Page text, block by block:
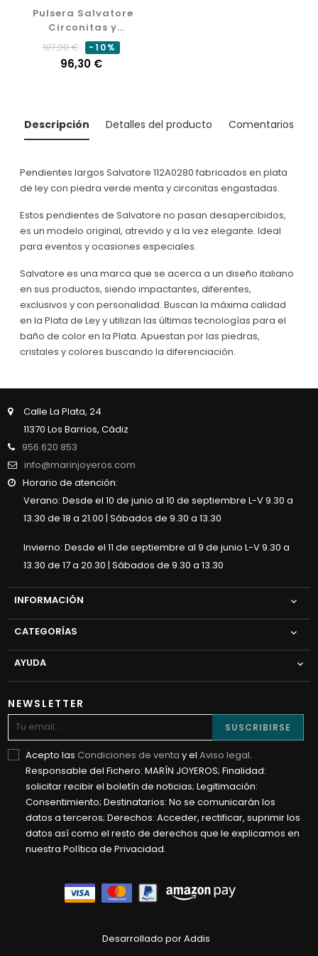
Pulsera Salvatore
Circonitas y
Morganitas 112P0099
Precio
normal
107,00 € -10%
96,30 €
Descripción Detalles del producto Comentarios
Pendientes largos Salvatore 112A0280 fabricados en plata
de ley con piedra verde menta y circonitas engastadas.
Estos pendientes de Salvatore no pasan desapercibidos,
es un modelo original, atrevido y a la vez elegante. Ideal
para eventos y ocasiones especiales.
Salvatore es una marca que se acerca a un diseño italiano
en sus productos, siendo impactantes, diferentes,
exclusivos y con personalidad. Buscan la máxima calidad
en la Plata de Ley y utilizan las últimas tecnologías para el
baño de color en la Plata. Apuestan por las piedras,
cristales y colores buscando la diferenciación.
Calle La Plata, 24
11370 Los Barrios, Cádiz
956 620 853
info@marinjoyeros.com
Horario de atención:
Verano: Desde el 10 de junio al 10 de septiembre L-V 9.30 a
13.30 de 18 a 21.00 | Sábados de 9.30 a 13.30
Invierno: Desde el 11 de septiembre al 9 de junio L-V 9.30 a
13.30 de 17 a 20.30 | Sábados de 9.30 a 13.30
INFORMACIÓN 
CATEGORÍAS 
AYUDA 
NEWSLETTER
SUSCRIBIRSE
Acepto las Condiciones de venta y el Aviso legal.
Responsable del Fichero: MARÍN JOYEROS; Finalidad:
solicitar recibir el boletín de noticias; Legitimación:
Consentimiento; Destinatarios: No se comunicarán los
datos a terceros; Derechos: Acceder, rectificar, suprimir los
datos así como el resto de derechos que le explicamos en
nuestra Política de Privacidad.
Desarrollado por Addis